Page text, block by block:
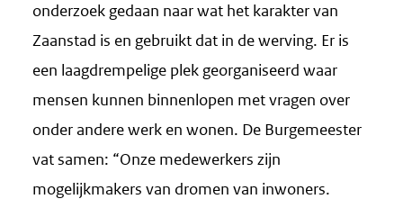
onderzoek gedaan naar wat het karakter van
Zaanstad is en gebruikt dat in de werving. Er is
een laagdrempelige plek georganiseerd waar
mensen kunnen binnenlopen met vragen over
onder andere werk en wonen. De Burgemeester
vat samen: “Onze medewerkers zijn
mogelijkmakers van dromen van inwoners.